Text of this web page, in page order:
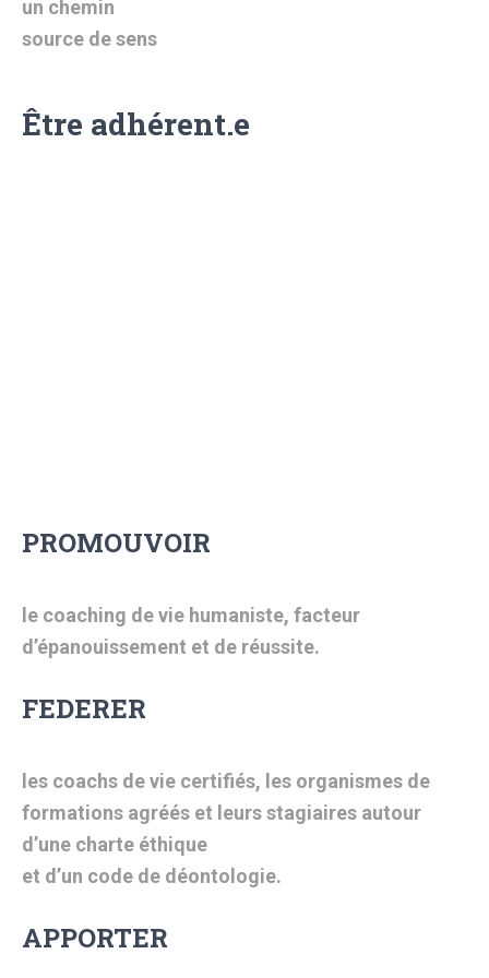
un chemin
source de sens
Être adhérent.e
PROMOUVOIR
e coaching de vie humaniste, facteur
d’épanouissement et de réussite.
FEDERER
les coachs de vie certifiés, les organismes de
formations agréés et leurs stagiaires autour
d’une charte éthique
et d’un code de déontologie.
APPORTER